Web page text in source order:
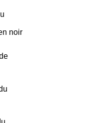
noir